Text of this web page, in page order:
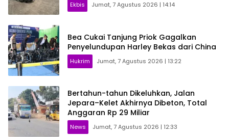
Ekbis Jumat, 7 Agustus 2026 | 14:14
Bea Cukai Tanjung Priok Gagalkan
Penyelundupan Harley Bekas dari China
Hukrim Jumat, 7 Agustus 2026 | 13:22
Bertahun-tahun Dikeluhkan, Jalan
Jepara–Kelet Akhirnya Dibeton, Total
Anggaran Rp 29 Miliar
News Jumat, 7 Agustus 2026 | 12:33